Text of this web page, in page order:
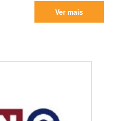
Ver mais